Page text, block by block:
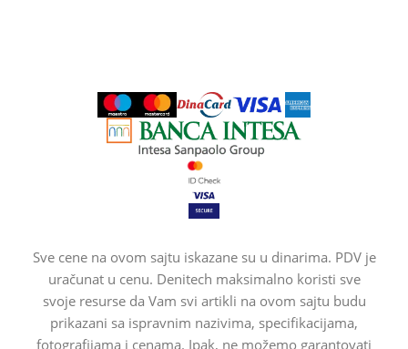
Sve cene na ovom sajtu iskazane su u dinarima. PDV je
uračunat u cenu. Denitech maksimalno koristi sve
svoje resurse da Vam svi artikli na ovom sajtu budu
prikazani sa ispravnim nazivima, specifikacijama,
fotografijama i cenama. Ipak, ne možemo garantovati